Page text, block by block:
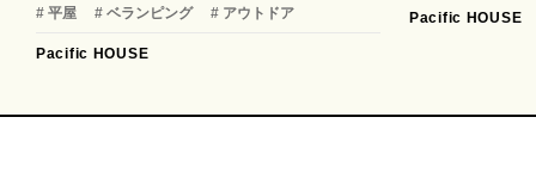
# 平屋 # ベランピング # アウトドア
Pacific HOUSE
Pacific HOUSE